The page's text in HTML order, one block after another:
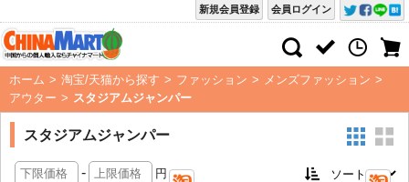
会員ログイン
新規会員登録
ホーム > 淘宝/天猫から探す > ファッション > メンズファッション >
アウター > スタジアムジャンパー
スタジアムジャンパー
- 円